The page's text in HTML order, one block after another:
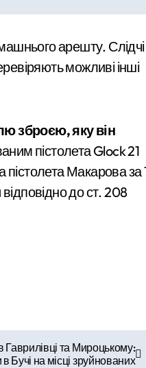
в столиці та яку
зростання трагедій
арешту. Слідчі
можливі інші
зброєю, яку він
пістолета Glock 21
Макарова за
до ст. 208
Гаврилівці та Мироцькому:
в Бучі на місці зруйнованих